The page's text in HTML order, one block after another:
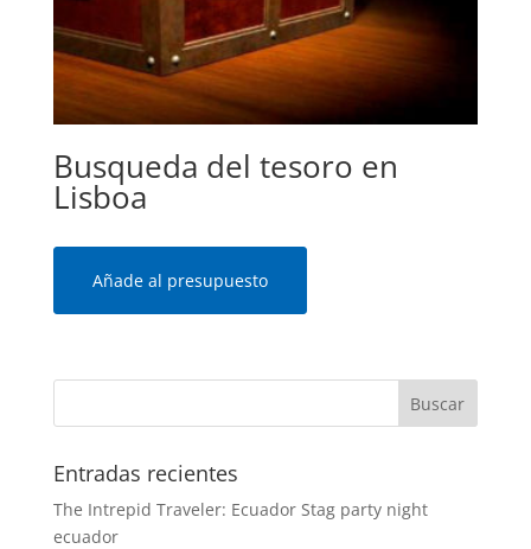
Busqueda del tesoro en
Lisboa
Añade al presupuesto
Entradas recientes
The Intrepid Traveler: Ecuador Stag party night
ecuador